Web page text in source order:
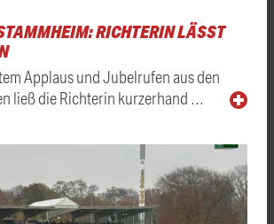
RICHTERIN LÄSST
Applaus und Jubelrufen aus den
ließ die Richterin kurzerhand …